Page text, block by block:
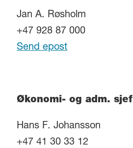
Jan A. Røsholm
+47 928 87 000
Send epost
Økonomi- og adm. sjef
Hans F. Johansson
+47 41 30 33 12